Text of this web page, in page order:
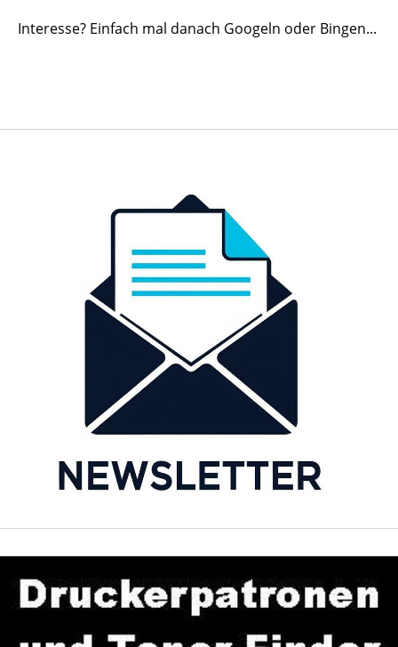
Interesse? Einfach mal danach Googeln oder Bingen...